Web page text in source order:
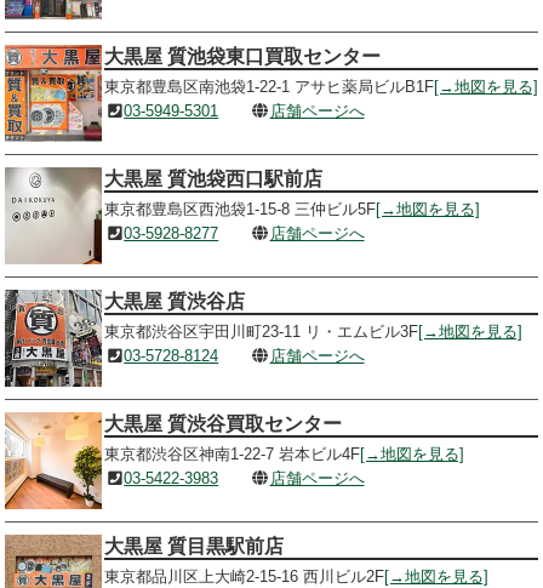
大黒屋 質池袋東口買取センター
東京都豊島区南池袋1-22-1 アサヒ薬局ビルB1F[→地図を見る]
03-5949-5301
店舗ページへ
大黒屋 質池袋西口駅前店
東京都豊島区西池袋1-15-8 三仲ビル5F[→地図を見る]
03-5928-8277
店舗ページへ
大黒屋 質渋谷店
東京都渋谷区宇田川町23-11 リ・エムビル3F[→地図を見る]
03-5728-8124
店舗ページへ
大黒屋 質渋谷買取センター
東京都渋谷区神南1-22-7 岩本ビル4F[→地図を見る]
03-5422-3983
店舗ページへ
大黒屋 質目黒駅前店
東京都品川区上大崎2-15-16 西川ビル2F[→地図を見る]